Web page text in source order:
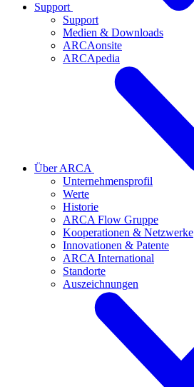
Support
Support
Medien & Downloads
ARCAonsite
ARCApedia
Über ARCA
Unternehmensprofil
Werte
Historie
ARCA Flow Gruppe
Kooperationen & Netzwerke
Innovationen & Patente
ARCA International
Standorte
Auszeichnungen